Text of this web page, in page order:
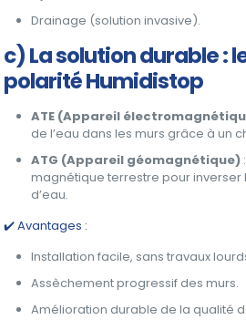
Drainage (solution invasive).
c) La solution durable :
polarité Humidistop
ATE (Appareil
de l’eau dans les murs grâce à un
ATG (Appareil géomagnétique)
magnétique terrestre pour
d’eau.
✔️ Avantages :
Installation facile, sans travaux
Assèchement progressif des murs.
Amélioration durable de la qualité